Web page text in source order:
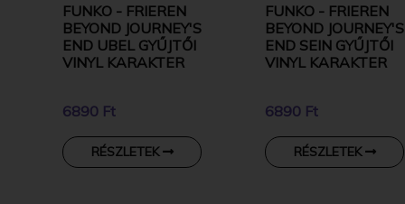
FUNKO - FRIEREN
BEYOND JOURNEY'S
END UBEL GYŰJTŐI
VINYL KARAKTER
6890 Ft
RÉSZLETEK
FUNKO - FRIEREN
BEYOND JOURNEY'S
END SEIN GYŰJTŐI
VINYL KARAKTER
6890 Ft
RÉSZLETEK